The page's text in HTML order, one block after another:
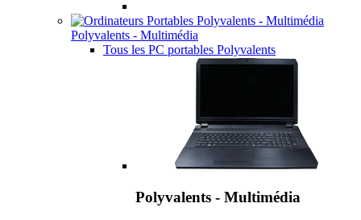
Polyvalents - Multimédia
Tous les PC portables Polyvalents
Polyvalents - Multimédia